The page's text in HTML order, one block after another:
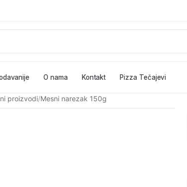
O nama Kontakt Pizza Tečajevi
proizvodi/Mesni narezak 150g